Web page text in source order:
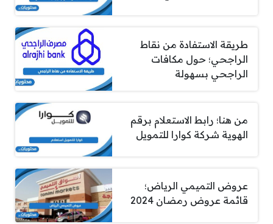
طريقة الاستفادة من نقاط
الراجحي؛ حول مكافات
الراجحي بسهولة
من هنا؛ رابط الاستعلام برقم
الهوية شركة كوارا للتمويل
عروض التميمي الرياض؛
قائمة عروض رمضان 2024